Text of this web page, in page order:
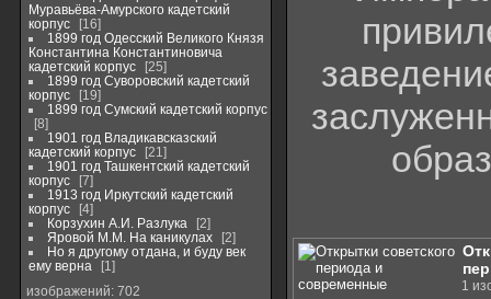
Муравьёва-Амурского кадетский
корпус
16
1899 год Одесский Великого Князя
Константина Константиновича
кадетский корпус
25
1899 год Суворовский кадетский
корпус
19
1899 год Сумский кадетский корпус
8
1901 год Владикавсказский
кадетский корпус
21
1901 год Ташкентский кадетский
корпус
7
1913 год Иркутский кадетский
корпус
4
Корзухин А.И. Разлука
2
Яровой М.М. На каникулах
2
Но я другому отдана, и буду век
ему верна
1
изображений: 702
1